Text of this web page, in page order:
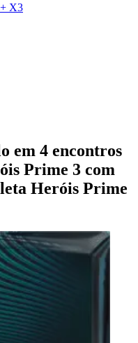
X3
em 4 encontros
Prime 3 com
Heróis Prime